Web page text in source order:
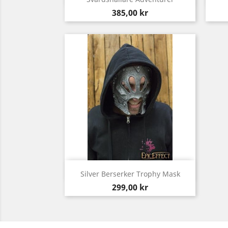
Pris
385,00 kr
Silver Berserker Trophy Mask
Pris
299,00 kr
Snabbvy